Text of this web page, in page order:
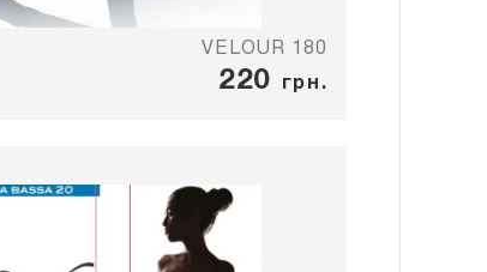
VELOUR 180
220 грн.